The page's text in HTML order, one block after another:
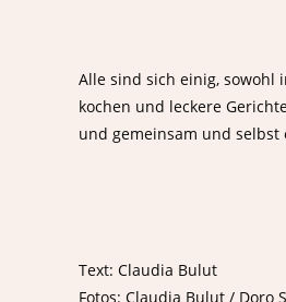
Alle sind sich einig, sowohl
kochen und leckere
und gemeinsam und selbst
Text: Claudia Bulut
Fotos: Claudia Bulut / Doro
Mo., Di., Do.: